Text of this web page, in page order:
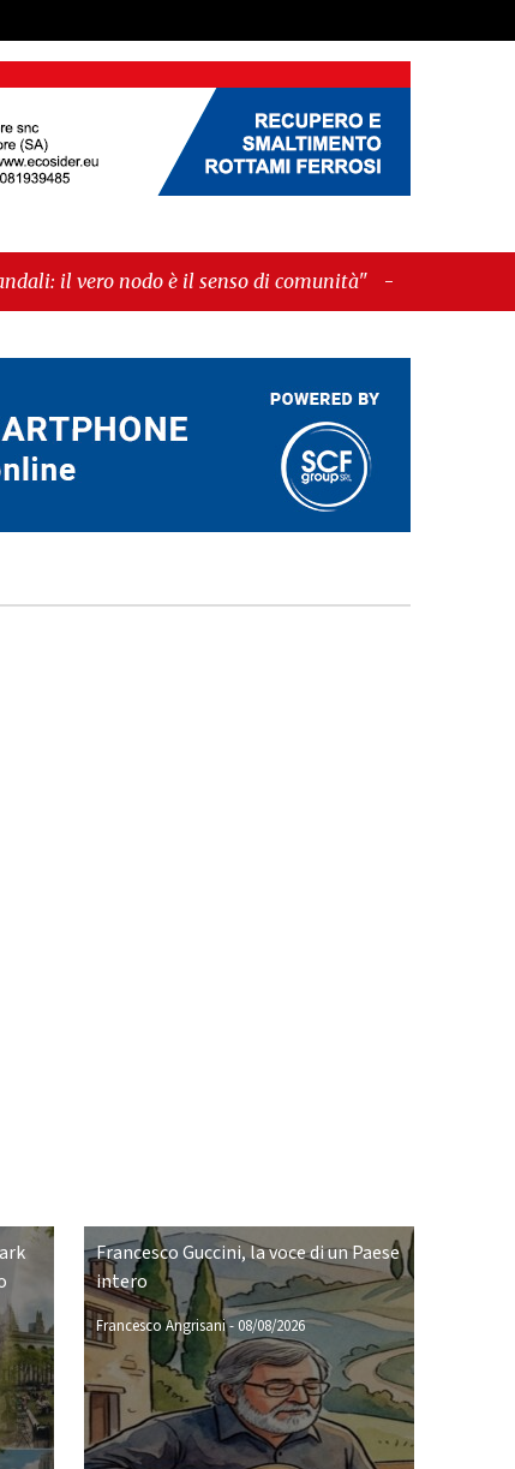
è il senso di comunità" -"Cava de’ Tirreni, La
Francesco Guccini, la voce di un Paese
intero
Francesco Angrisani-08/08/2026